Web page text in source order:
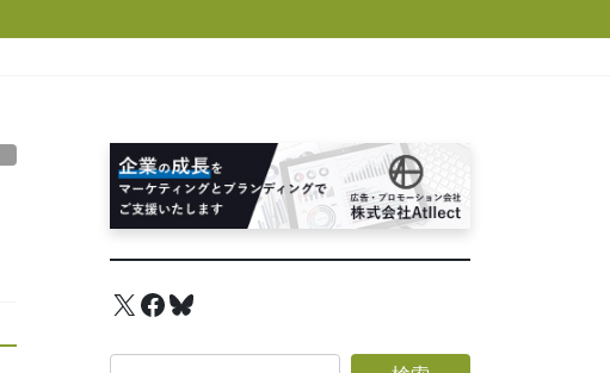
X Facebook
Bluesky